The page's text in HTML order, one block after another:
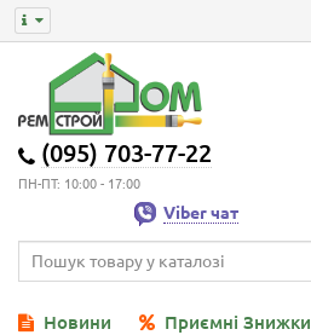
(095) 703-77-22
ПН-ПТ: 10:00 - 17:00
Viber чат
Новини Приємні Знижки